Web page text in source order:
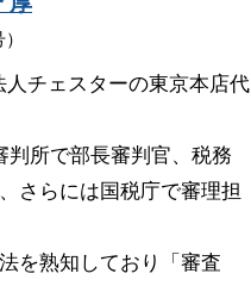
チェスターの東京本店代
判所で部長審判官、税務
さらには国税庁で審理担
を熟知しており「審査